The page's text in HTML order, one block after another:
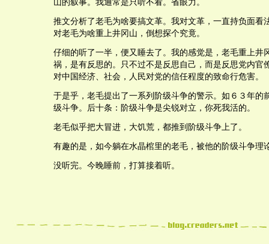
山的叙事。我通常是只听不看。省眼力。
推文分析了老毛为啥要搞文革。我对文革，一直持负面看
对老毛为啥重上井冈山，倒想探个究竟。
仔细的听了一半，便又睡去了。我的感觉是，老毛重上井
祸，是有反思的。只不过不是反思自己，而是反思党内官
对中国经济、社会，人民对党的信任程度的致命行危害。
于是乎，老毛提出了一系列阶级斗争的警示。如６３年的
级斗争。后十条：阶级斗争是尖锐对立，你死我活的。
老毛似乎把大冒进，大饥荒，都推到阶级斗争上了。
有趣的是，如今躺在水晶棺里的老毛，被他的阶级斗争理
没听完。今晚睡前，打算接着听。